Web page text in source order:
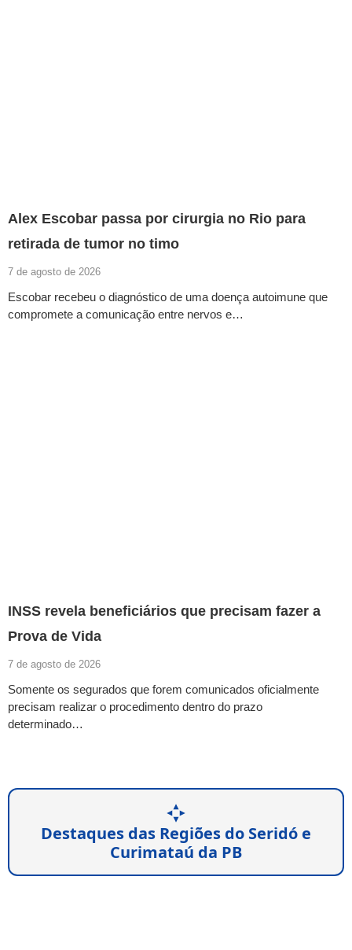
Alex Escobar passa por cirurgia no Rio para
retirada de tumor no timo
7 de agosto de 2026
Escobar recebeu o diagnóstico de uma doença autoimune que
compromete a comunicação entre nervos e…
INSS revela beneficiários que precisam fazer a
Prova de Vida
7 de agosto de 2026
Somente os segurados que forem comunicados oficialmente
precisam realizar o procedimento dentro do prazo
determinado…
Destaques das Regiões do Seridó e
Curimataú da PB